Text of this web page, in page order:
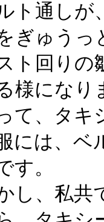
ト通しが
ぎゅう
ト回りの
様になり
て、タキ
には、ベ
す。
し、私共